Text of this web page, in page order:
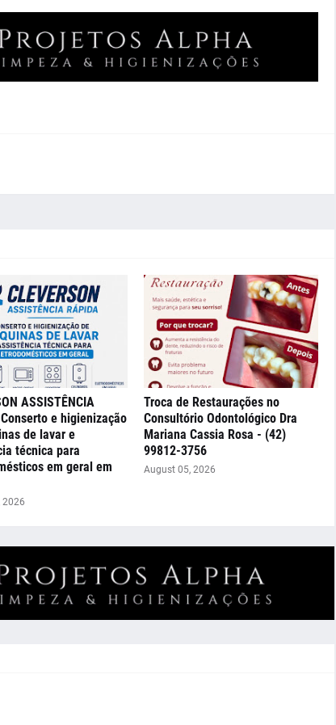
ASSISTÊNCIA
Conserto e higienização
de lavar e
técnica para
em geral em
2026
Troca de Restaurações no
Consultório Odontológico Dra
Mariana Cassia Rosa - (42)
99812-3756
August 05, 2026